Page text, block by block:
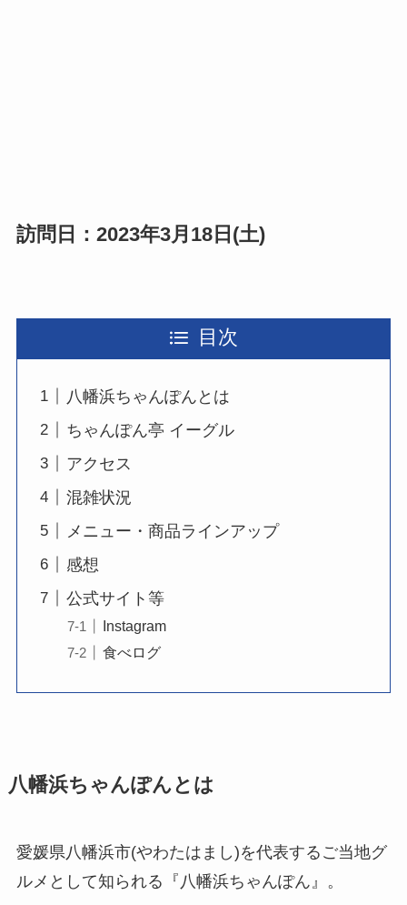
訪問日：2023年3月18日(土)
目次
八幡浜ちゃんぽんとは
ちゃんぽん亭 イーグル
アクセス
混雑状況
メニュー・商品ラインアップ
感想
公式サイト等
Instagram
食べログ
八幡浜ちゃんぽんとは
愛媛県八幡浜市(やわたはまし)を代表するご当地グ
ルメとして知られる『八幡浜ちゃんぽん』。